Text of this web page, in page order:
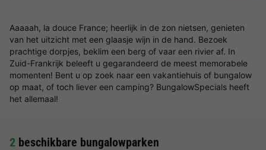
Aaaaah, la douce France; heerlijk in de zon nietsen, genieten
van het uitzicht met een glaasje wijn in de hand. Bezoek
prachtige dorpjes, beklim een berg of vaar een rivier af. In
Zuid-Frankrijk beleeft u gegarandeerd de meest memorabele
momenten! Bent u op zoek naar een vakantiehuis of bungalow
op maat, of toch liever een camping? BungalowSpecials heeft
het allemaal!
2 beschikbare bungalowparken